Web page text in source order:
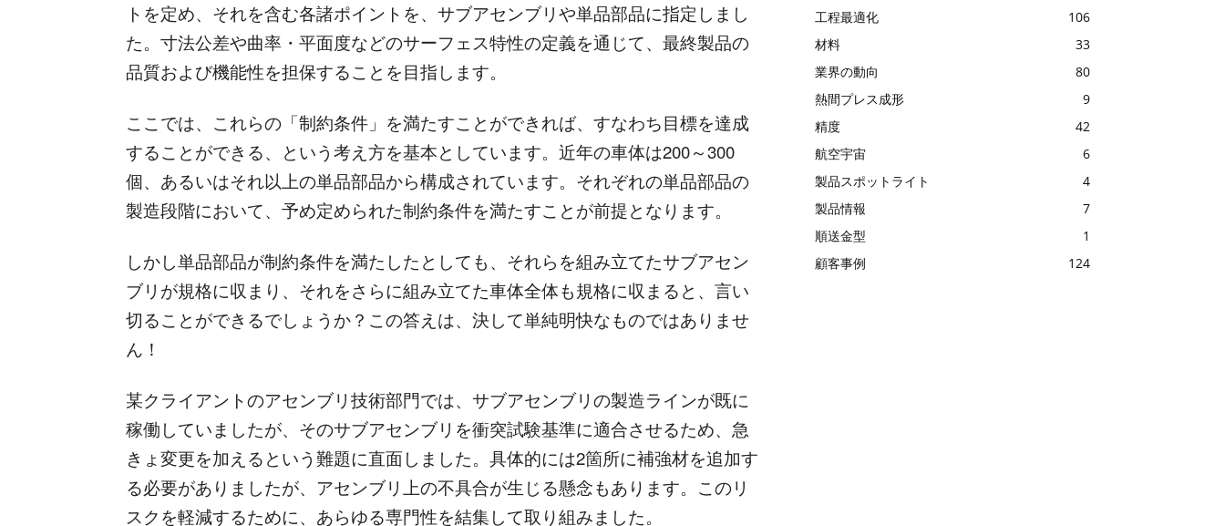
トを定め、それを含む各諸ポイントを、サブアセンブリや単品部品に指定しまし
た。寸法公差や曲率・平面度などのサーフェス特性の定義を通じて、最終製品の
品質および機能性を担保することを目指します。
ここでは、これらの「制約条件」を満たすことができれば、すなわち目標を達成
することができる、という考え方を基本としています。近年の車体は200～300
個、あるいはそれ以上の単品部品から構成されています。それぞれの単品部品の
製造段階において、予め定められた制約条件を満たすことが前提となります。
しかし単品部品が制約条件を満たしたとしても、それらを組み立てたサブアセン
ブリが規格に収まり、それをさらに組み立てた車体全体も規格に収まると、言い
切ることができるでしょうか？この答えは、決して単純明快なものではありませ
ん！
某クライアントのアセンブリ技術部門では、サブアセンブリの製造ラインが既に
稼働していましたが、そのサブアセンブリを衝突試験基準に適合させるため、急
きょ変更を加えるという難題に直面しました。具体的には2箇所に補強材を追加す
る必要がありましたが、アセンブリ上の不具合が生じる懸念もあります。このリ
スクを軽減するために、あらゆる専門性を結集して取り組みました。
工程最適化
106
材料
33
業界の動向
80
熱間プレス成形
9
精度
42
航空宇宙
6
製品スポットライト
4
製品情報
7
順送金型
1
顧客事例
124